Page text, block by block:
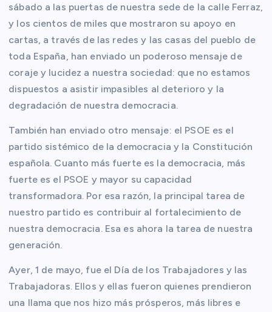
sábado a las puertas de nuestra sede de la calle Ferraz,
y los cientos de miles que mostraron su apoyo en
cartas, a través de las redes y las casas del pueblo de
toda España, han enviado un poderoso mensaje de
coraje y lucidez a nuestra sociedad: que no estamos
dispuestos a asistir impasibles al deterioro y la
degradación de nuestra democracia.
También han enviado otro mensaje: el PSOE es el
partido sistémico de la democracia y la Constitución
española. Cuanto más fuerte es la democracia, más
fuerte es el PSOE y mayor su capacidad
transformadora. Por esa razón, la principal tarea de
nuestro partido es contribuir al fortalecimiento de
nuestra democracia. Esa es ahora la tarea de nuestra
generación.
Ayer, 1 de mayo, fue el Día de los Trabajadores y las
Trabajadoras. Ellos y ellas fueron quienes prendieron
una llama que nos hizo más prósperos, más libres e